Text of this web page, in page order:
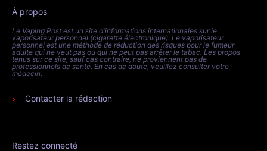
À propos
Le Vaping Post est un site d'informations internationales sur le
vaporisateur personnel (cigarette électronique). Le vaporisateur
personnel est une méthode de réduction des risques pour le fumeur
adulte qui ne veut pas ou qui ne peut pas arrêter le tabac. Les propos
tenus sur ce site, sauf cas contraire, ne proviennent pas de
professionnels de santé. En cas de doute, veuillez consulter votre
médecin.
Contacter la rédaction
Restez connecté